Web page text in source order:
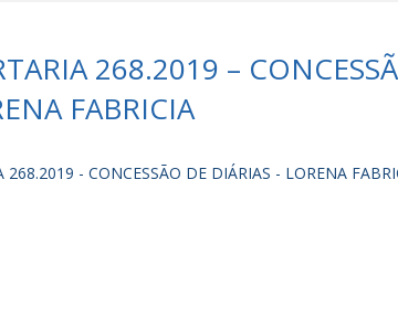
268.2019 –
FABRICIA
268.2019 - CONCESSÃO DE DIÁRIAS - LORENA